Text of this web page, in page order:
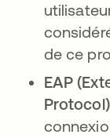
de ce
EAP